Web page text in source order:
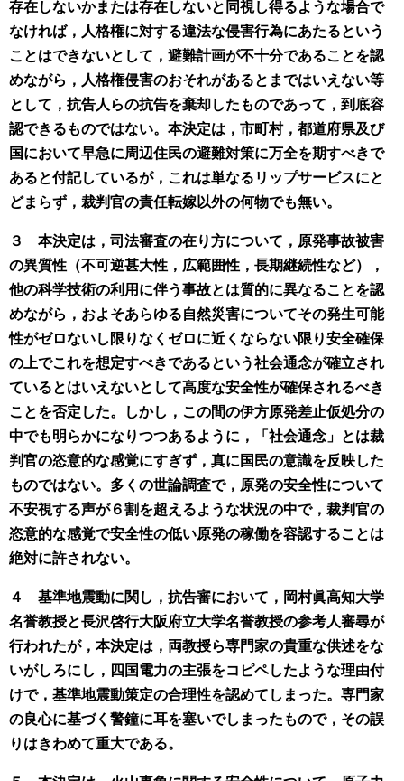
存在しないかまたは存在しないと同視し得るような場合で
なければ，人格権に対する違法な侵害行為にあたるという
ことはできないとして，避難計画が不十分であることを認
めながら，人格権侵害のおそれがあるとまではいえない等
として，抗告人らの抗告を棄却したものであって，到底容
認できるものではない。本決定は，市町村，都道府県及び
国において早急に周辺住民の避難対策に万全を期すべきで
あると付記しているが，これは単なるリップサービスにと
どまらず，裁判官の責任転嫁以外の何物でも無い。
３ 本決定は，司法審査の在り方について，原発事故被害
の異質性（不可逆甚大性，広範囲性，長期継続性など），
他の科学技術の利用に伴う事故とは質的に異なることを認
めながら，およそあらゆる自然災害についてその発生可能
性がゼロないし限りなくゼロに近くならない限り安全確保
の上でこれを想定すべきであるという社会通念が確立され
ているとはいえないとして高度な安全性が確保されるべき
ことを否定した。しかし，この間の伊方原発差止仮処分の
中でも明らかになりつつあるように，「社会通念」とは裁
判官の恣意的な感覚にすぎず，真に国民の意識を反映した
ものではない。多くの世論調査で，原発の安全性について
不安視する声が６割を超えるような状況の中で，裁判官の
恣意的な感覚で安全性の低い原発の稼働を容認することは
絶対に許されない。
４ 基準地震動に関し，抗告審において，岡村眞高知大学
名誉教授と長沢啓行大阪府立大学名誉教授の参考人審尋が
行われたが，本決定は，両教授ら専門家の貴重な供述をな
いがしろにし，四国電力の主張をコピペしたような理由付
けで，基準地震動策定の合理性を認めてしまった。専門家
の良心に基づく警鐘に耳を塞いでしまったもので，その誤
りはきわめて重大である。